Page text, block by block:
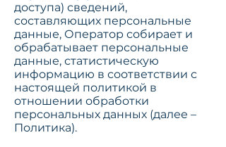
доступа) сведений,
составляющих персональные
данные, Оператор собирает и
обрабатывает персональные
данные, статистическую
информацию в соответствии с
настоящей политикой в
отношении обработки
персональных данных (далее –
Политика).